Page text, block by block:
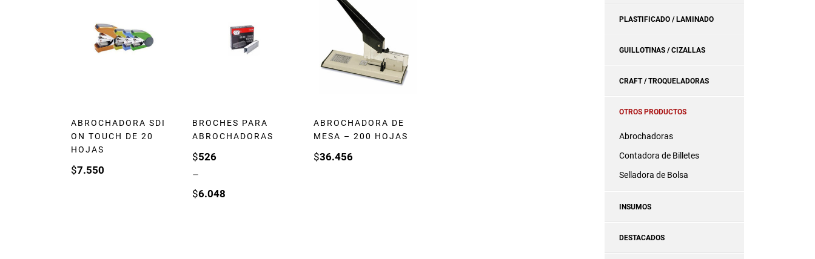
ABROCHADORA SDI
ON TOUCH DE 20
HOJAS
$7.550
BROCHES PARA
ABROCHADORAS
$526
–
$6.048
ABROCHADORA DE
MESA – 200 HOJAS
$36.456
PLASTIFICADO / LAMINADO
GUILLOTINAS / CIZALLAS
CRAFT / TROQUELADORAS
OTROS PRODUCTOS
Abrochadoras
Contadora de Billetes
Selladora de Bolsa
INSUMOS
DESTACADOS